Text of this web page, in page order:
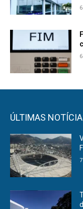
ÚLTIMAS